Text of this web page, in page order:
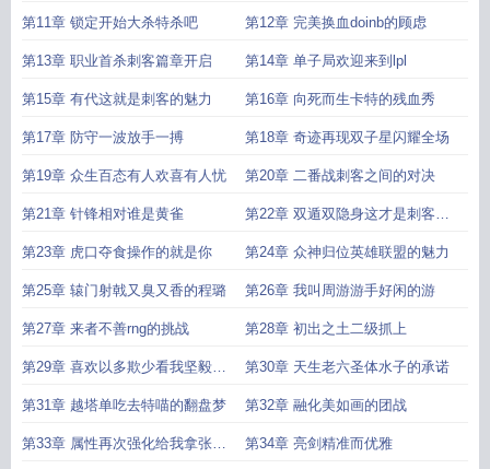
第11章 锁定开始大杀特杀吧 第12章 完美换血doinb的顾虑
第13章 职业首杀刺客篇章开启 第14章 单子局欢迎来到lpl
第15章 有代这就是刺客的魅力 第16章 向死而生卡特的残血秀
第17章 防守一波放手一搏 第18章 奇迹再现双子星闪耀全场
第19章 众生百态有人欢喜有人忧 第20章 二番战刺客之间的对决
第21章 针锋相对谁是黄雀 第22章 双遁双隐身这才是刺客之
道
第23章 虎口夺食操作的就是你 第24章 众神归位英雄联盟的魅力
第25章 辕门射戟又臭又香的程璐 第26章 我叫周游游手好闲的游
第27章 来者不善rng的挑战 第28章 初出之土二级抓上
第29章 喜欢以多欺少看我坚毅不
倒
第30章 天生老六圣体水子的承诺
第31章 越塔单吃去特喵的翻盘梦 第32章 融化美如画的团战
第33章 属性再次强化给我拿张纸 第34章 亮剑精准而优雅